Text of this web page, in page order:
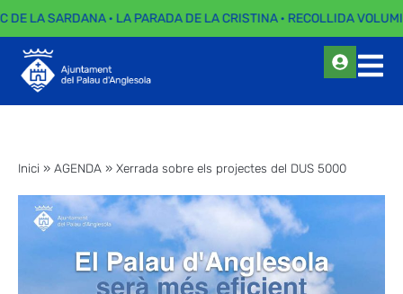
DE LA SARDANA · LA PARADA DE LA CRISTINA · RECOLLIDA
Inici » AGENDA » Xerrada sobre els projectes del DUS 5000